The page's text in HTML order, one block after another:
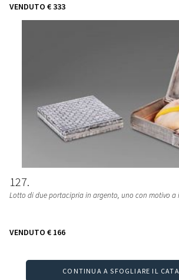
VENDUTO € 333
127
Lotto di due portacipria in argento, uno con motivo a
VENDUTO € 166
CONTINUA A SFOGLIARE IL